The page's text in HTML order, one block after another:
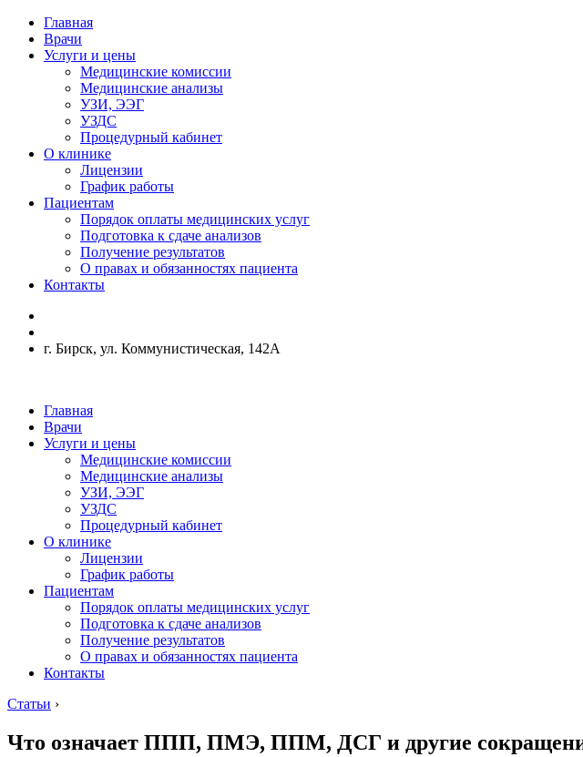
Главная
Врачи
Услуги и цены
Медицинские комиссии
Медицинские анализы
УЗИ, ЭЭГ
УЗДС
Процедурный кабинет
О клинике
Лицензии
График работы
Пациентам
Порядок оплаты медицинских услуг
Подготовка к сдаче анализов
Получение результатов
О правах и обязанностях пациента
Контакты
г. Бирск, ул. Коммунистическая, 142А
Главная
Врачи
Услуги и цены
Медицинские комиссии
Медицинские анализы
УЗИ, ЭЭГ
УЗДС
Процедурный кабинет
О клинике
Лицензии
График работы
Пациентам
Порядок оплаты медицинских услуг
Подготовка к сдаче анализов
Получение результатов
О правах и обязанностях пациента
Контакты
Статьи ›
Что означает ППП, ПМЭ, ППМ, ДСГ и другие